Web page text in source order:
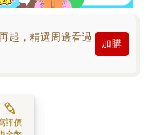
起，精選周邊看過
加購
評價